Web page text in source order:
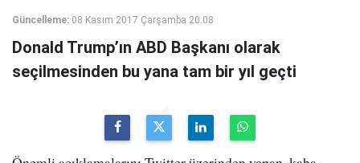
Güncelleme: 08 Kasım 2017 Çarşamba 20:08
Donald Trump’ın ABD Başkanı olarak
seçilmesinden bu yana tam bir yıl geçti